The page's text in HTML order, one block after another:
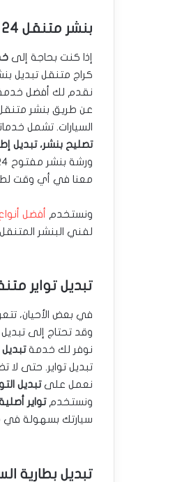
بنشر متنقل 24 ساعة الفروانية
إذا كنت بحاجة إلى
كراج متنقل تبديل
نقدم لك أفضل
عن طريق بنشر
السيارات. تشمل
تصليح بنشر، تبديل
معنا في أي وقت
ونستخدم أفضل
لفني البنشر
تبديل تواير متنقل 24 ساعة
في بعض الأحيان،
وقد تحتاج إلى تبديل
نوفر لك خدمةتبديل
تبديل تواير. حتى لا
نعمل علىتبديل
ونستخدمتواير
سيارتك بسهولة في
تبديل بطارية السيارة 24 ساعة